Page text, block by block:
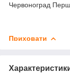
Червоноград
Приховати